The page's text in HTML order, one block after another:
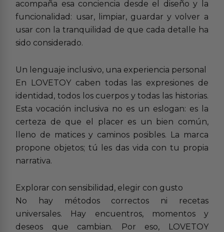
acompaña esa conciencia desde el diseño y la
funcionalidad: usar, limpiar, guardar y volver a
usar con la tranquilidad de que cada detalle ha
sido considerado.
Un lenguaje inclusivo, una experiencia personal
En LOVETOY caben todas las expresiones de
identidad, todos los cuerpos y todas las historias.
Esta vocación inclusiva no es un eslogan: es la
certeza de que el placer es un bien común,
lleno de matices y caminos posibles. La marca
propone objetos; tú les das vida con tu propia
narrativa.
Explorar con sensibilidad, elegir con gusto
No hay métodos correctos ni recetas
universales. Hay encuentros, momentos y
deseos que cambian. Por eso, LOVETOY